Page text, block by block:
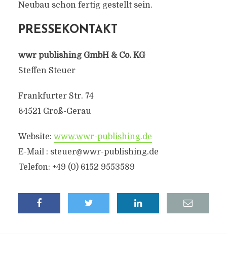
Neubau schon fertig gestellt sein.
PRESSEKONTAKT
wwr publishing GmbH & Co. KG
Steffen Steuer
Frankfurter Str. 74
64521 Groß-Gerau
Website: www.wwr-publishing.de
E-Mail : steuer@wwr-publishing.de
Telefon: +49 (0) 6152 9553589